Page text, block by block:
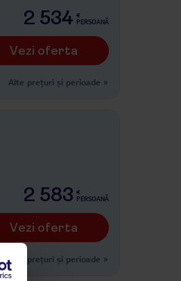
2 534 €
PERSOANĂ
Vezi oferta
Alte prețuri și perioade »
2 583 €
PERSOANĂ
Vezi oferta
Alte prețuri și perioade »